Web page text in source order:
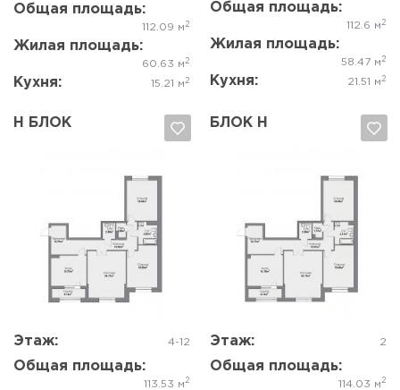
Общая площадь:
112.09 м 2
Жилая площадь:
60.63 м 2
Кухня: 15.21 м 2
Общая площадь:
112.6 м 2
Жилая площадь:
58.47 м 2
Кухня: 21.51 м 2
Н БЛОК
Этаж: 4-12
Общая площадь:
113.53 м 2
Да, удалить Отмена
БЛОК Н
Этаж: 2
Общая площадь:
114.03 м 2
Да, удалить Отмена